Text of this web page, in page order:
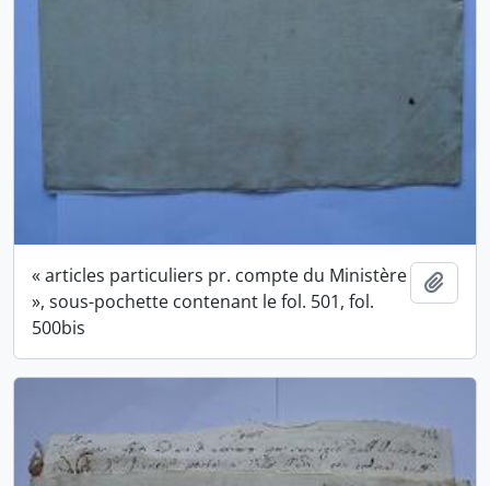
« articles particuliers pr. compte du Ministère
», sous-pochette contenant le fol. 501, fol.
500bis